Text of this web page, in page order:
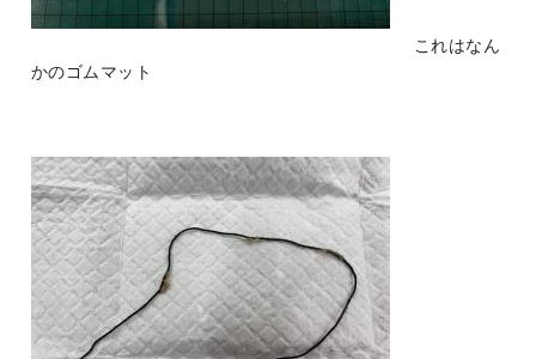
これはなん
かのゴムマット